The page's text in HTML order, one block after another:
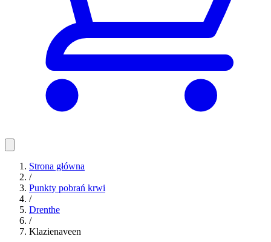
Strona główna
/
Punkty pobrań krwi
/
Drenthe
/
Klazienaveen